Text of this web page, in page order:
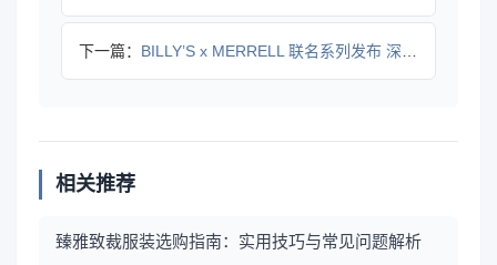
下一篇： BILLY’S x MERRELL 联名系列发布 深蓝配色重
相关推荐
臻雅致裁服装选购指南：实用技巧与常见问题解析